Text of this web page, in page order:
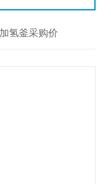
氢釜采购价